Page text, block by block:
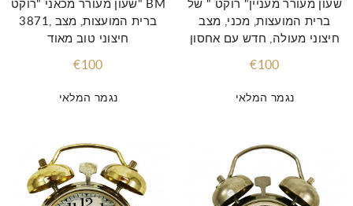
נגמר המלאי
שעון מעורר מכאני "רוקט" BM
3871, ברית המועצות, מצב
חיצוני טוב מאוד
€100
נגמר המלאי
שעון מעורר מעניין" רוקט " של
ברית המועצות, מכני, מצב
חיצוני מעולה, חדש עם אחסון
€100